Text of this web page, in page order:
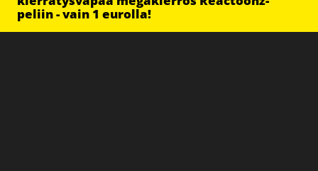
peliin - vain 1 eurolla!